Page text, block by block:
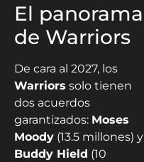
El panorama
de Warriors
De cara al 2027, los
Warriors solo tienen
dos acuerdos
garantizados: Moses
Moody (13.5 millones) y
Buddy Hield (10